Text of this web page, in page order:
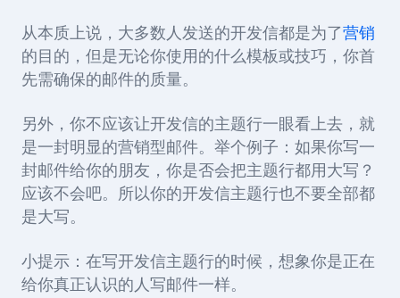
从本质上说，大多数人发送的开发信都是为了 营销
的目的，但是无论你使用的什么模板或技巧，你首
先需确保的邮件的质量。
另外，你不应该让开发信的主题行一眼看上去，就
是一封明显的营销型邮件。举个例子：如果你写一
封邮件给你的朋友，你是否会把主题行都用大写？
应该不会吧。所以你的开发信主题行也不要全部都
是大写。
小提示：在写开发信主题行的时候，想象你是正在
给你真正认识的人写邮件一样。